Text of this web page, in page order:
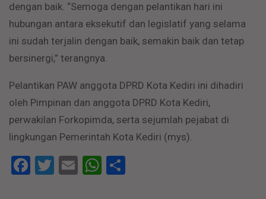
dengan baik. “Semoga dengan pelantikan hari ini
hubungan antara eksekutif dan legislatif yang selama
ini sudah terjalin dengan baik, semakin baik dan tetap
bersinergi,” terangnya.
Pelantikan PAW anggota DPRD Kota Kediri ini dihadiri
oleh Pimpinan dan anggota DPRD Kota Kediri,
perwakilan Forkopimda, serta sejumlah pejabat di
lingkungan Pemerintah Kota Kediri (mys).
Facebook
Twitter
EmailWhatsApp